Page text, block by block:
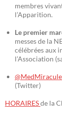
membres
l’Apparition.
Le premier
messes de la
célébrées aux
l’Association
(Twitter)
HORAIRESde la